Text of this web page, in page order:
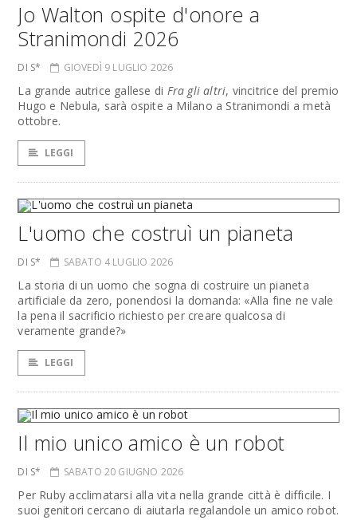
Jo Walton ospite d'onore a
Stranimondi 2026
DI S* GIOVEDÌ 9 LUGLIO 2026
La grande autrice gallese di Fra gli altri, vincitrice del premio
Hugo e Nebula, sarà ospite a Milano a Stranimondi a metà
ottobre.
LEGGI
L'uomo che costruì un pianeta
DI S* SABATO 4 LUGLIO 2026
La storia di un uomo che sogna di costruire un pianeta
artificiale da zero, ponendosi la domanda: «Alla fine ne vale
la pena il sacrificio richiesto per creare qualcosa di
veramente grande?»
LEGGI
Il mio unico amico è un robot
DI S* SABATO 20 GIUGNO 2026
Per Ruby acclimatarsi alla vita nella grande città è difficile. I
suoi genitori cercano di aiutarla regalandole un amico robot.